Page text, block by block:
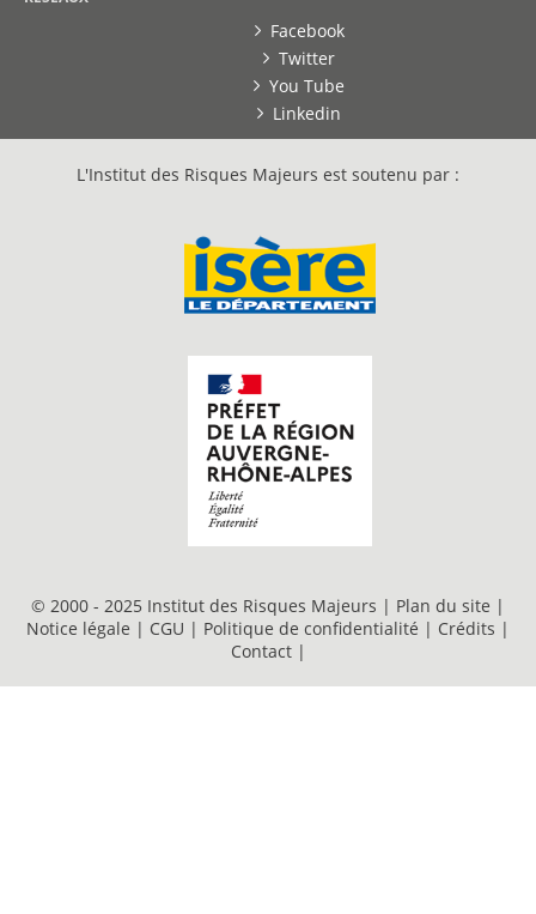
Facebook
Twitter
You Tube
Linkedin
L'Institut des Risques Majeurs est soutenu par :
© 2000 - 2025 Institut des Risques Majeurs | Plan du site |
Notice légale | CGU | Politique de confidentialité | Crédits |
Contact |